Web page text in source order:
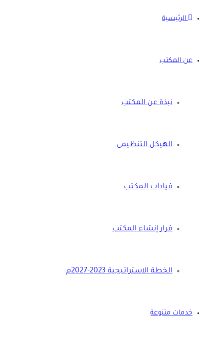
الرئيسية
عن المكتب
نبذة عن المكتب
الهيكل التنظيمى
قيادات المكتب
قرار إنشاء المكتب
الخطة الاستراتيجية 2023-2027م
خدمات متنوعة